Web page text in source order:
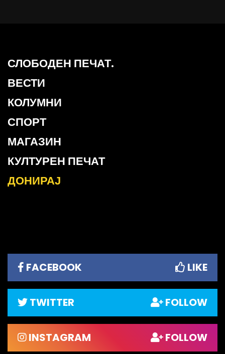
СЛОБОДЕН ПЕЧАТ.
ВЕСТИ
КОЛУМНИ
СПОРТ
МАГАЗИН
КУЛТУРЕН ПЕЧАТ
ДОНИРАЈ
FACEBOOK LIKE
TWITTER FOLLOW
INSTAGRAM FOLLOW